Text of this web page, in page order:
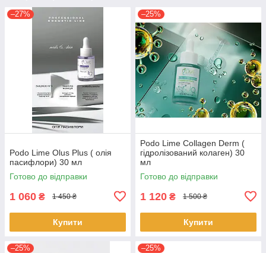
–27%
Podo Lime Olus Plus ( олія
пасифлори) 30 мл
Готово до відправки
1 060 ₴ 1 450 ₴
Купити
–25%
Podo Lime Collagen Derm (
гідролізований колаген) 30
мл
Готово до відправки
1 120 ₴ 1 500 ₴
Купити
–25% –25%